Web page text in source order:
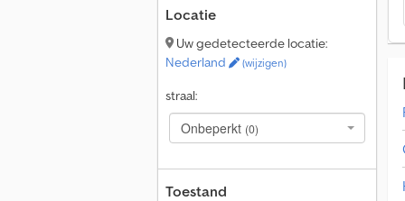
Locatie
Uw gedetecteerde locatie:
Nederland
(wijzigen)
straal:
Onbeperkt (0)
Toestand